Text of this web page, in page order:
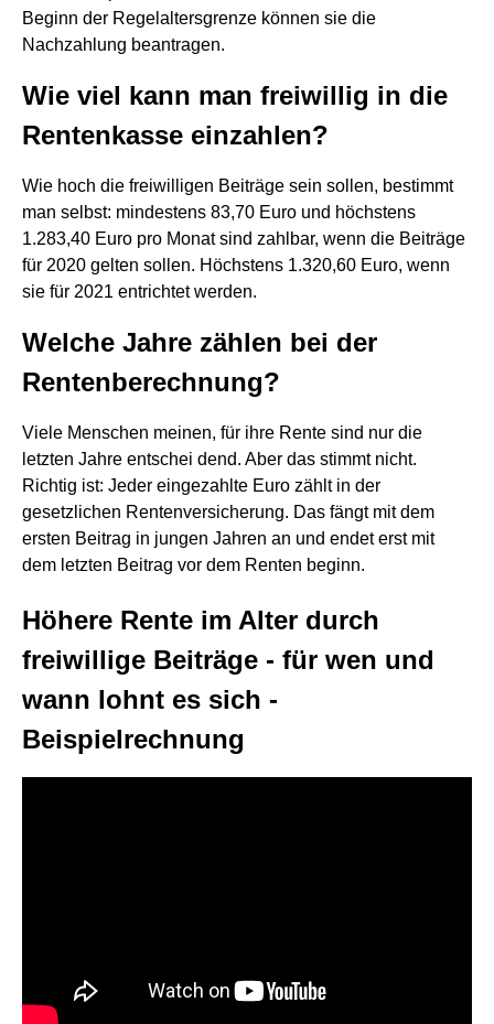
Beginn der Regelaltersgrenze können sie die
Nachzahlung beantragen.
Wie viel kann man freiwillig in die
Rentenkasse einzahlen?
Wie hoch die freiwilligen Beiträge sein sollen, bestimmt
man selbst: mindestens 83,70 Euro und höchstens
1.283,40 Euro pro Monat sind zahlbar, wenn die Beiträge
für 2020 gelten sollen. Höchstens 1.320,60 Euro, wenn
sie für 2021 entrichtet werden.
Welche Jahre zählen bei der
Rentenberechnung?
Viele Menschen meinen, für ihre Rente sind nur die
letzten Jahre entschei dend. Aber das stimmt nicht.
Richtig ist: Jeder eingezahlte Euro zählt in der
gesetzlichen Rentenversicherung. Das fängt mit dem
ersten Beitrag in jungen Jahren an und endet erst mit
dem letzten Beitrag vor dem Renten beginn.
Höhere Rente im Alter durch
freiwillige Beiträge - für wen und
wann lohnt es sich -
Beispielrechnung